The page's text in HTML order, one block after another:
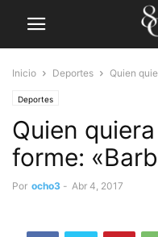
Inicio Deportes Quien
Deportes
Quien
forme:
Por ocho3 - Abr 4, 2017